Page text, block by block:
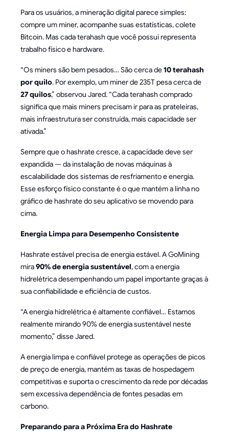
Para os usuários, a mineração digital parece simples:
compre um miner, acompanhe suas estatísticas, colete
Bitcoin. Mas cada terahash que você possui representa
trabalho físico e hardware.
“Os miners são bem pesados… São cerca de10 terahash
por quilo. Por exemplo, um miner de 235T pesa cerca de
27 quilos,” observou Jared. “Cada terahash comprado
significa que mais miners precisam ir para as prateleiras,
mais infraestrutura ser construída, mais capacidade ser
ativada.”
Sempre que o hashrate cresce, a capacidade deve ser
expandida — da instalação de novas máquinas à
escalabilidade dos sistemas de resfriamento e energia.
Esse esforço físico constante é o que mantém a linha no
gráfico de hashrate do seu aplicativo se movendo para
cima.
Energia Limpa para Desempenho Consistente
Hashrate estável precisa de energia estável. A GoMining
mira90% de energia sustentável, com a energia
hidrelétrica desempenhando um papel importante graças à
sua confiabilidade e eficiência de custos.
“A energia hidrelétrica é altamente confiável… Estamos
realmente mirando 90% de energia sustentável neste
momento,” disse Jared.
A energia limpa e confiável protege as operações de picos
de preço de energia, mantém as taxas de hospedagem
competitivas e suporta o crescimento da rede por décadas
sem excessiva dependência de fontes pesadas em
carbono.
Preparando para a Próxima Era do Hashrate